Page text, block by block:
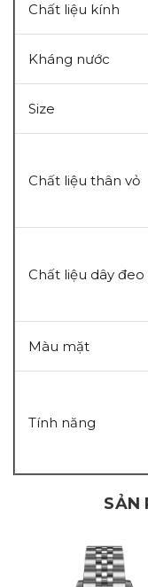
Chất liệu kính
Kháng nước
Size
Chất liệu thân vỏ
Chất liệu dây đeo
Màu mặt
Tính năng
SẢN